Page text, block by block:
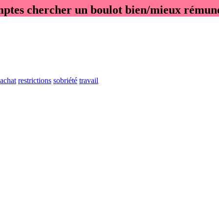
chercher un boulot bien/mieux
restrictions sobriété travail